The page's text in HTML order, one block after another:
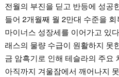
전월의 부진을 딛고 반등에 성공
들어 2개월째 월 2만대 수준을
마이너스 성장세를 이어가고 있
래스의 물량 수급이 원활하지 못
금 암흑기로 인해 테슬라의 주요
아직까지 겨울잠에서 깨어나지